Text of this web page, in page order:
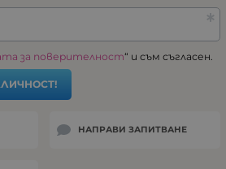
за поверителност“ и съм съгласен.
НАПРАВИ ЗАПИТВАНЕ